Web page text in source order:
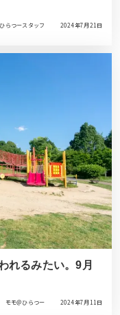
ひらつースタッフ 2024年7月21日
れるみたい。9月
モモ＠ひらつー 2024年7月11日